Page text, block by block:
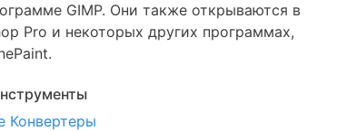
GIMP. Они также открываются в
Pro и некоторых других программах,
Конвертеры